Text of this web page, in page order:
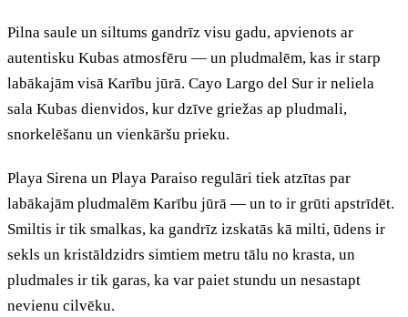
Pilna saule un siltums gandrīz visu gadu, apvienots ar
autentisku Kubas atmosfēru — un pludmalēm, kas ir starp
labākajām visā Karību jūrā. Cayo Largo del Sur ir neliela
sala Kubas dienvidos, kur dzīve griežas ap pludmali,
snorkelēšanu un vienkāršu prieku.
Playa Sirena un Playa Paraiso regulāri tiek atzītas par
labākajām pludmalēm Karību jūrā — un to ir grūti apstrīdēt.
Smiltis ir tik smalkas, ka gandrīz izskatās kā milti, ūdens ir
sekls un kristāldzidrs simtiem metru tālu no krasta, un
pludmales ir tik garas, ka var paiet stundu un nesastapt
nevienu cilvēku.